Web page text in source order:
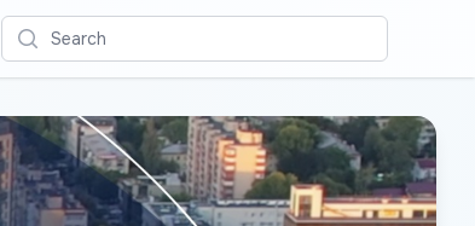
Search